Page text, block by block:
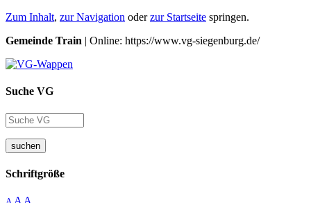
Zum Inhalt, zur Navigation oderzur Startseite springen.
Gemeinde Train | Online: https://www.vg-siegenburg.de/
Suche VG
suchen
Schriftgröße
A A